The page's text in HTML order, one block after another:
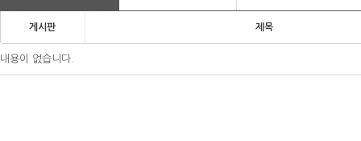
게시판 제목
내용이 없습니다.